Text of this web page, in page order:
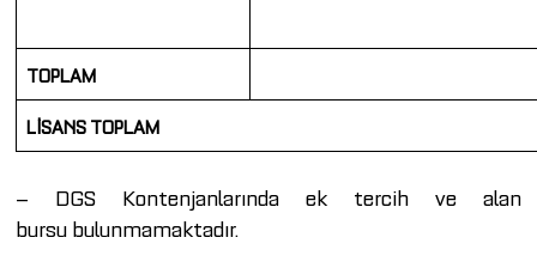
TOPLAM
LİSANS TOPLAM
– DGS Kontenjanlarında ek tercih ve alan
bursu bulunmamaktadır.